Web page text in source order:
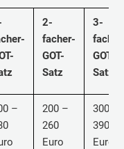
2-
facher-
GOT-
Satz
3-
GOT-
Satz
–
200 –
260
Euro
300 –
390
Euro